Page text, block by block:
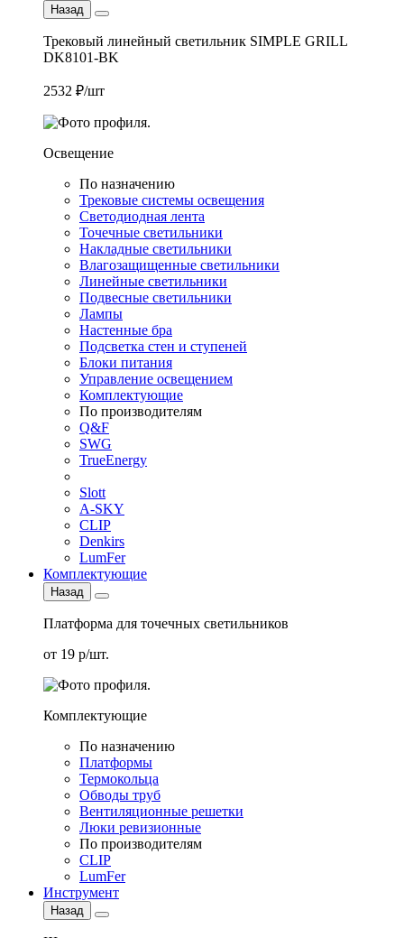
Назад
Трековый линейный светильник SIMPLE GRILL
DK8101-BK
2532 ₽/шт
Освещение
По назначению
Трековые системы освещения
Светодиодная лента
Точечные светильники
Накладные светильники
Влагозащищенные светильники
Линейные светильники
Подвесные светильники
Лампы
Настенные бра
Подсветка стен и ступеней
Блоки питания
Управление освещением
Комплектующие
По производителям
Q&F
SWG
TrueEnergy
Slott
A-SKY
CLIP
Denkirs
LumFer
Комплектующие
Назад
Платформа для точечных светильников
от 19 р/шт.
Комплектующие
По назначению
Платформы
Термокольца
Обводы труб
Вентиляционные решетки
Люки ревизионные
По производителям
CLIP
LumFer
Инструмент
Назад